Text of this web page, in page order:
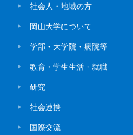
社会人・地域の方
岡山大学について
学部・大学院・病院等
教育・学生生活・就職
研究
社会連携
国際交流